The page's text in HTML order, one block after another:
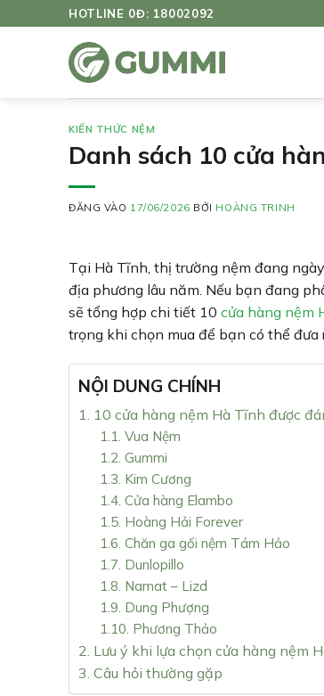
qua
HOTLINE 0Đ: 18002092
KIẾN THỨC NỆM
Danh sách 10 cửa
ĐĂNG VÀO 17/06/2026 BỞI HOÀNG TRINH
Tại Hà Tĩnh, thị trường nệm đang
địa phương lâu năm. Nếu bạn đang
sẽ tổng hợp chi tiết 10 cửa hàng nệm
trọng khi chọn mua để bạn có thể đưa
NỘI DUNG CHÍNH
1. 10 cửa hàng nệm Hà Tĩnh được
1.1. Vua Nệm
1.2. Gummi
1.3. Kim Cương
1.4. Cửa hàng Elambo
1.5. Hoàng Hải Forever
1.6. Chăn ga gối nệm Tám Hảo
1.7. Dunlopillo
1.8. Namat – Lizd
1.9. Dung Phượng
1.10. Phương Thảo
2. Lưu ý khi lựa chọn cửa hàng nệm
3. Câu hỏi thường gặp